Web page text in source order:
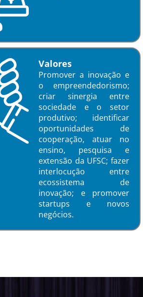
Valores
Promover a inovação e
o empreendedorismo;
criar sinergia entre
sociedade e o setor
produtivo; identificar
oportunidades de
cooperação, atuar no
ensino, pesquisa e
extensão da UFSC; fazer
interlocução entre
ecossistema de
inovação; e promover
startups e novos
negócios.